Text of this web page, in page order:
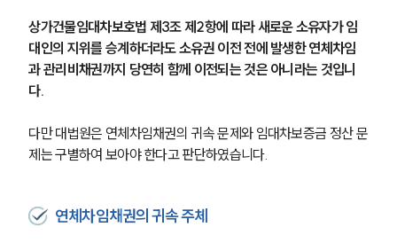
상가건물임대차보호법 제3조 제2항에 따라 새로운 소유자가 임
대인의 지위를 승계하더라도 소유권 이전 전에 발생한 연체차임
과 관리비채권까지 당연히 함께 이전되는 것은 아니라는 것입니
다.
다만 대법원은 연체차임채권의 귀속 문제와 임대차보증금 정산 문
제는 구별하여 보아야 한다고 판단하였습니다.
연체차임채권의 귀속 주체